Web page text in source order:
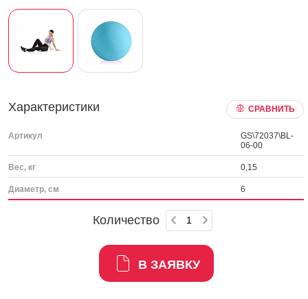
Характеристики СРАВНИТЬ
Артикул
GS\72037\BL-
06-00
Вес, кг 0,15
Диаметр, см 6
Количество
В ЗАЯВКУ